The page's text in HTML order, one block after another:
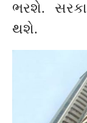
ભરશે.
થશે.